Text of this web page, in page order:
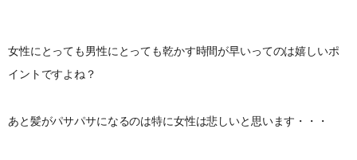
女性にとっても男性にとっても乾かす時間が早いってのは嬉しいポ
イントですよね？
あと髪がパサパサになるのは特に女性は悲しいと思います・・・